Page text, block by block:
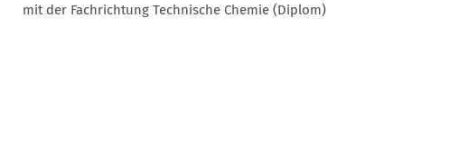
mit der Fachrichtung Technische Chemie (Diplom)